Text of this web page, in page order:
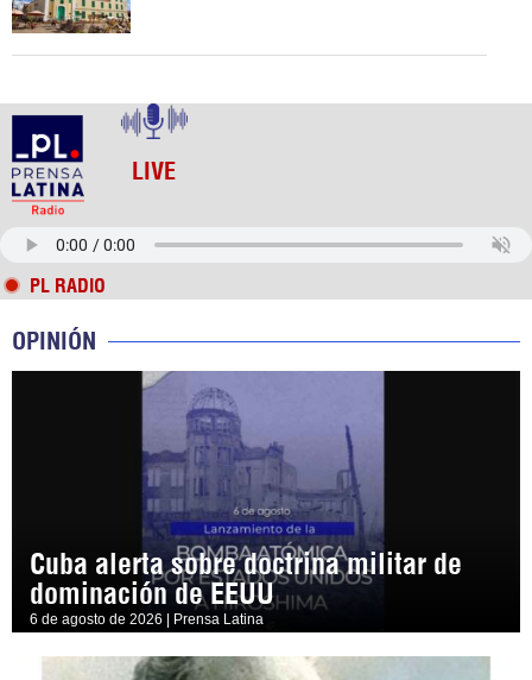
LIVE
PL RADIO
OPINIÓN
Cuba alerta sobre doctrina militar de
dominación de EEUU
6 de agosto de 2026 | Prensa Latina